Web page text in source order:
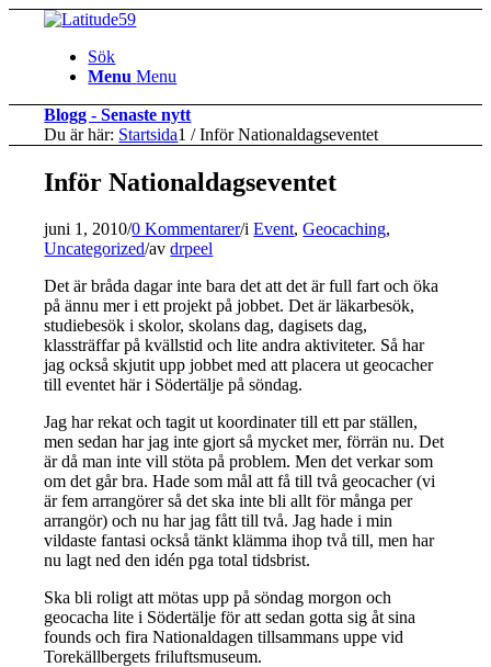
Sök
Menu Menu
Blogg - Senaste nytt
Du är här: Startsida1 / Inför Nationaldagseventet
Inför Nationaldagseventet
juni 1, 2010/0 Kommentarer/iEvent,Geocaching,
Uncategorized/avdrpeel
Det är bråda dagar inte bara det att det är full fart och öka
på ännu mer i ett projekt på jobbet. Det är läkarbesök,
studiebesök i skolor, skolans dag, dagisets dag,
klassträffar på kvällstid och lite andra aktiviteter. Så har
jag också skjutit upp jobbet med att placera ut geocacher
till eventet här i Södertälje på söndag.
Jag har rekat och tagit ut koordinater till ett par ställen,
men sedan har jag inte gjort så mycket mer, förrän nu. Det
är då man inte vill stöta på problem. Men det verkar som
om det går bra. Hade som mål att få till två geocacher (vi
är fem arrangörer så det ska inte bli allt för många per
arrangör) och nu har jag fått till två. Jag hade i min
vildaste fantasi också tänkt klämma ihop två till, men har
nu lagt ned den idén pga total tidsbrist.
Ska bli roligt att mötas upp på söndag morgon och
geocacha lite i Södertälje för att sedan gotta sig åt sina
founds och fira Nationaldagen tillsammans uppe vid
Torekällbergets friluftsmuseum.